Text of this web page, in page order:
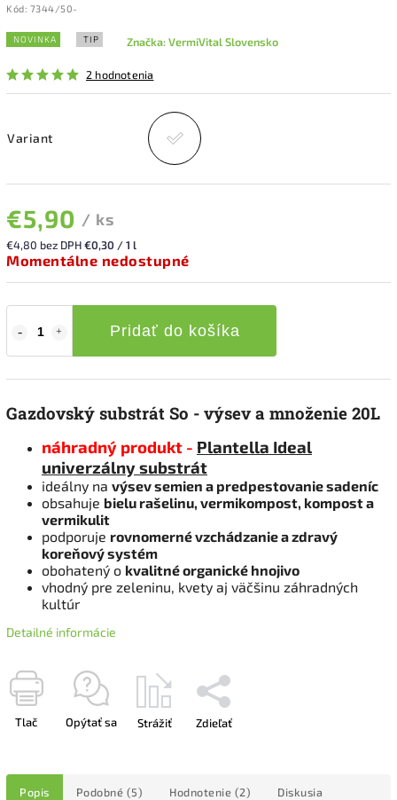
Kód: 7344/50-
NOVINKA TIP
2 hodnotenia
Značka:VermiVital Slovensko
Variant
€5,90 / ks
€4,80 bez DPH€0,30 / 1 l
Momentálne nedostupné
Pridať do košíka
Gazdovský substrát So - výsev a množenie 20L
náhradný produkt - Plantella Ideal
univerzálny substrát
ideálny na výsev semien a predpestovanie sadeníc
obsahuje bielu rašelinu, vermikompost, kompost a
vermikulit
podporuje rovnomerné vzchádzanie a zdravý
koreňový systém
obohatený o kvalitné organické hnojivo
vhodný pre zeleninu, kvety aj väčšinu záhradných
kultúr
Detailné informácie
Tlač Opýtať sa Strážiť Zdieľať
Popis Podobné (5) Hodnotenie (2) Diskusia